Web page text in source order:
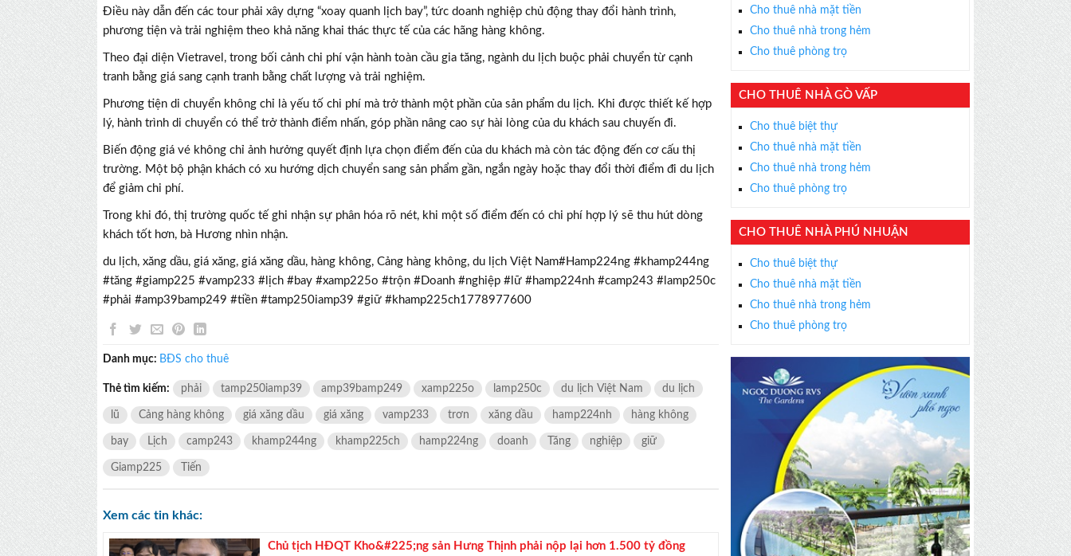
TƯ VẤN MIỄN PHÍ
Với hơn 1000 căn nhà và 50 sales thân thiện, nhiệt tình,
×
Điều này dẫn đến các tour phải xây dựng “xoay quanh lịch bay”, tức doanh nghiệp chủ động thay đổi hành trình,
phương tiện và trải nghiệm theo khả năng khai thác thực tế của các hãng hàng không.
Theo đại diện Vietravel, trong bối cảnh chi phí vận hành toàn cầu gia tăng, ngành du lịch buộc phải chuyển từ cạnh
tranh bằng giá sang cạnh tranh bằng chất lượng và trải nghiệm.
Phương tiện di chuyển không chỉ là yếu tố chi phí mà trở thành một phần của sản phẩm du lịch. Khi được thiết kế hợp
lý, hành trình di chuyển có thể trở thành điểm nhấn, góp phần nâng cao sự hài lòng của du khách sau chuyến đi.
Biến động giá vé không chỉ ảnh hưởng quyết định lựa chọn điểm đến của du khách mà còn tác động đến cơ cấu thị
trường. Một bộ phận khách có xu hướng dịch chuyển sang sản phẩm gần, ngắn ngày hoặc thay đổi thời điểm đi du lịch
để giảm chi phí.
Trong khi đó, thị trường quốc tế ghi nhận sự phân hóa rõ nét, khi một số điểm đến có chi phí hợp lý sẽ thu hút dòng
khách tốt hơn, bà Hương nhìn nhận.
du lịch, xăng dầu, giá xăng, giá xăng dầu, hàng không, Cảng hàng không, du lịch Việt Nam#Hamp224ng #khamp244ng
#tăng #giamp225 #vamp233 #lịch #bay #xamp225o #trộn #Doanh #nghiệp #lữ #hamp224nh #camp243 #lamp250c
#phải #amp39bamp249 #tiền #tamp250iamp39 #giữ #khamp225ch1778977600
Danh mục: BĐS cho thuê
Thẻ tìm kiếm: phải tamp250iamp39 amp39bamp249 xamp225o lamp250c du lịch Việt Nam du lịch
lũ Cảng hàng không giá xăng dầu giá xăng vamp233 trơn xăng dầu hamp224nh hàng không
bay Lịch camp243 khamp244ng khamp225ch hamp224ng doanh Tăng nghiệp giữ
Giamp225 Tiến
Xem các tin khác:
Chủ tịch HĐQT Kho&#225;ng sản Hưng Thịnh phải nộp lại hơn 1.500 tỷ đồng
Cho thuê nhà mặt tiền
Cho thuê nhà trong hẻm
Cho thuê phòng trọ
CHO THUÊ NHÀ GÒ VẤP
Cho thuê biệt thự
Cho thuê nhà mặt tiền
Cho thuê nhà trong hẻm
Cho thuê phòng trọ
CHO THUÊ NHÀ PHÚ NHUẬN
Cho thuê biệt thự
Cho thuê nhà mặt tiền
Cho thuê nhà trong hẻm
Cho thuê phòng trọ